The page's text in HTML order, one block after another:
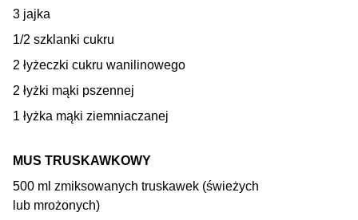
3 jajka
1/2 szklanki cukru
2 łyżeczki cukru wanilinowego
2 łyżki mąki pszennej
1 łyżka mąki ziemniaczanej
MUS TRUSKAWKOWY
500 ml zmiksowanych truskawek (świeżych
lub mrożonych)